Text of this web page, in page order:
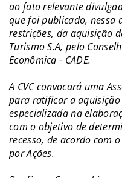
ao fato relevante
que foi publicado, nessa
restrições, da aquisição
Turismo S.A, pelo
Econômica - CADE.
A CVC convocará uma
para ratificar a
especializada na
com o objetivo de
recesso, de acordo com
por Ações.